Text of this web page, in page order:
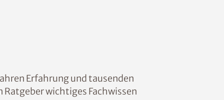
Erfahrung und tausenden
wichtiges Fachwissen